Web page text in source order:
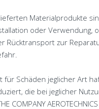
gelieferten Materialprodukte
oder Verwendung,
Rücktransport zur
für Schäden jeglicher Art
die bei jeglicher
COMPANY